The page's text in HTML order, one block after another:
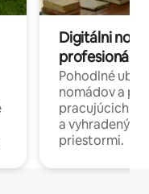
Digitálni
profesionáli
Pohodlné
nomádov a
pracujúcich
a
priestormi.